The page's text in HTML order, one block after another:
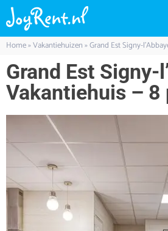
Home»Vakantiehuizen»Grand Est Signy-
Grand Est Signy-
Vakantiehuis – 8